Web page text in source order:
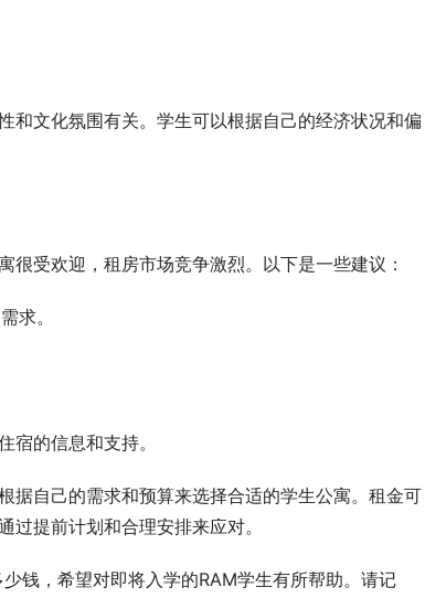
和文化氛围有关。学生可以根据自己的经济状况和偏
受欢迎，租房市场竞争激烈。以下是一些建议：
求。
宿的信息和支持。
据自己的需求和预算来选择合适的学生公寓。租金可
提前计划和合理安排来应对。
钱，希望对即将入学的RAM学生有所帮助。请记